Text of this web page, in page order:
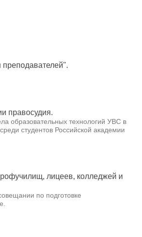
правосудия.
образовательных технологий УВС в
студентов Российской академии
лицеев, колледжей и
по подготовке